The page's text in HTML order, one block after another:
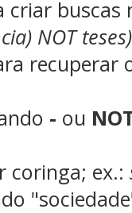
criar
NOT teses)
- ou
coringa; ex.: